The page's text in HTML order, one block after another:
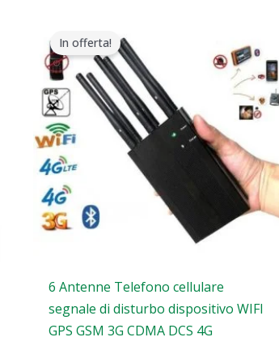
In offerta!
6 Antenne Telefono cellulare
segnale di disturbo dispositivo WIFI
GPS GSM 3G CDMA DCS 4G
prezzo
originale
era:
$429.00.
attuale
è:
$199.99.